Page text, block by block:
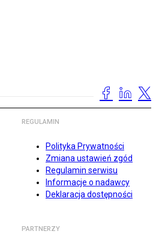
REGULAMIN
Polityka Prywatności
Zmiana ustawień zgód
Regulamin serwisu
Informacje o nadawcy
Deklaracja dostępności
PARTNERZY